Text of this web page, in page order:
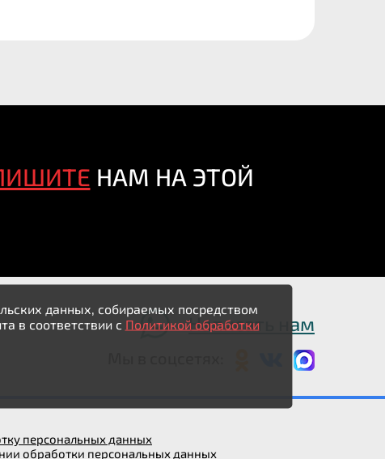
НАМ НА ЭТОЙ
Написать нам
персональных данных
обработки персональных данных
данных, собираемых посредством
в соответствии с Политикой обработки